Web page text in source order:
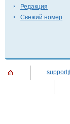
Редакция
Свежий номер